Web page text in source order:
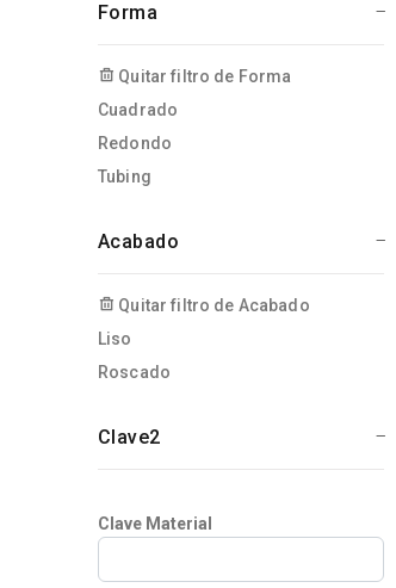
Forma
Quitar filtro de Forma
Cuadrado
Redondo
Tubing
Acabado
Quitar filtro de Acabado
Liso
Roscado
Clave2
Clave Material